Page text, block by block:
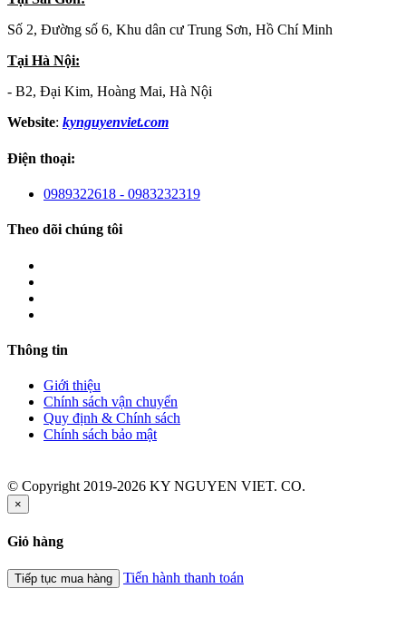
Số 2, Đường số 6, Khu dân cư Trung Sơn, Hồ Chí Minh
Tại Hà Nội:
- B2, Đại Kim, Hoàng Mai, Hà Nội
Website: kynguyenviet.com
Điện thoại:
0989322618 - 0983232319
Theo dõi chúng tôi
Thông tin
Giới thiệu
Chính sách vận chuyển
Quy định & Chính sách
Chính sách bảo mật
© Copyright 2019-2026 KY NGUYEN VIET. CO.
×
Giỏ hàng
Tiếp tục mua hàng Tiến hành thanh toán